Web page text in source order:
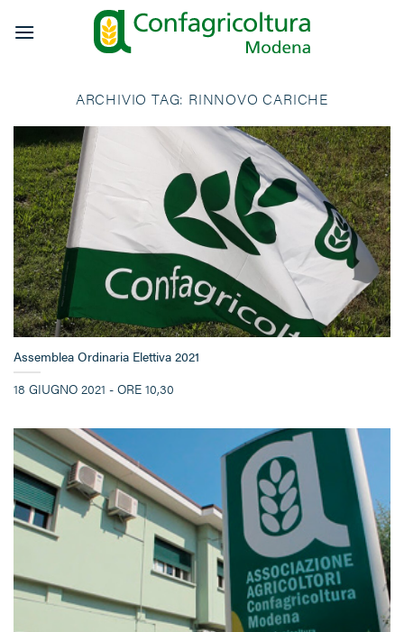
ARCHIVIO TAG: RINNOVO CARICHE
Assemblea Ordinaria Elettiva 2021
18 GIUGNO 2021 - ORE 10,30